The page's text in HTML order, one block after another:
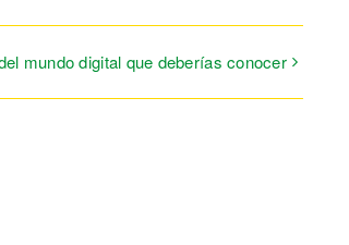
mundo digital que deberías conocer